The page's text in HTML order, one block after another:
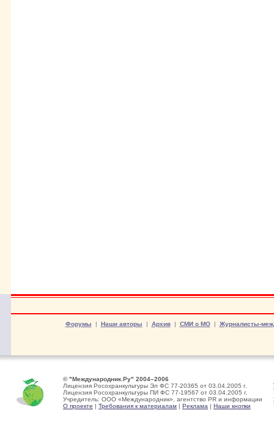
Форумы | Наши авторы | Архив| СМИ о МО| Журналисты-
© "Международник.Ру" 2004–2006
Лицензия Росохранкультуры Эл ФС 77-20365 от 03.04.2005 г.
Лицензия Росохранкультуры ПИ ФС 77-19567 от 03.04.2005 г.
Учредитель: ООО «Международник», агентство PR и информации
О проекте | Требования к материалам | Реклама | Наши кнопки